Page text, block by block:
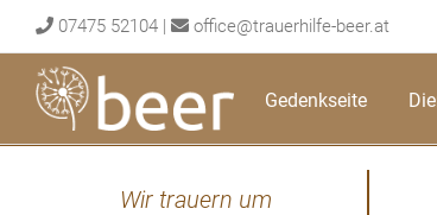
to
content
07475 52104 | office@trauerhilfe-beer.at
Gedenkseite
Wir trauern um